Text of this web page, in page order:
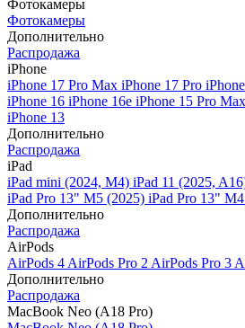
Фотокамеры
Фотокамеры
Дополнительно
Распродажа
iPhone
iPhone 17 Pro Max iPhone 17 Pro
iPhone 16 iPhone 16e iPhone 15 Pro Max
iPhone 13
Дополнительно
Распродажа
iPad
iPad mini (2024, M4) iPad 11 (2025,
iPad Pro 13" M5 (2025) iPad Pro 13"
Дополнительно
Распродажа
AirPods
AirPods 4 AirPods Pro 2 AirPods Pro 3
Дополнительно
Распродажа
MacBook Neo (A18 Pro)